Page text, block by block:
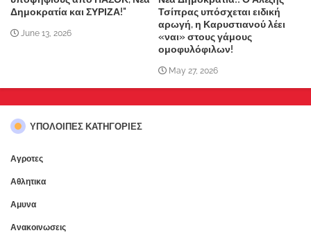
Δημοκρατία και ΣΥΡΙΖΑ!"
June 13, 2026
Τσίπρας υπόσχεται ειδική
αρωγή, η Καρυστιανού λέει
«ναι» στους γάμους
ομοφυλόφιλων!
May 27, 2026
ΥΠΌΛΟΙΠΕΣ ΚΑΤΗΓΟΡΊΕΣ
Αγροτες
Αθλητικα
Αμυνα
Ανακοινωσεις